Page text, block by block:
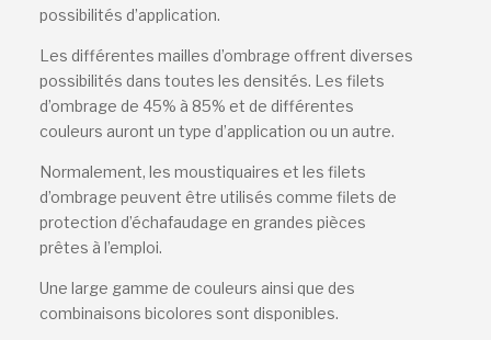
possibilités d’application.
Les différentes mailles d’ombrage offrent diverses
possibilités dans toutes les densités. Les filets
d’ombrage de 45% à 85% et de différentes
couleurs auront un type d’application ou un autre.
Normalement, les moustiquaires et les filets
d’ombrage peuvent être utilisés comme filets de
protection d’échafaudage en grandes pièces
prêtes à l’emploi.
Une large gamme de couleurs ainsi que des
combinaisons bicolores sont disponibles.